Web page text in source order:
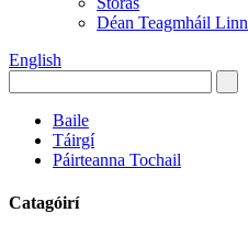
Déan Teagmháil Linn
English
Baile
Táirgí
Páirteanna Tochail
Catagóirí